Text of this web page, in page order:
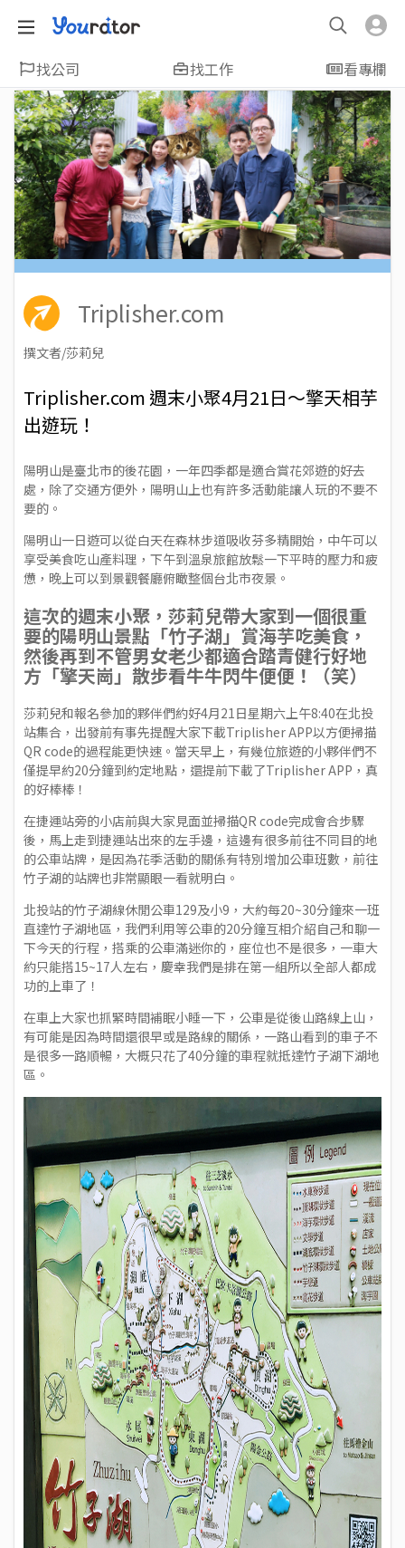
找公司 找工作 看專欄
Triplisher.com
撰文者/莎莉兒
Triplisher.com 週末小聚4月21日～擎天相芋
出遊玩！
陽明山是臺北市的後花園，一年四季都是適合賞花郊遊的好去
處，除了交通方便外，陽明山上也有許多活動能讓人玩的不要不
要的。
陽明山一日遊可以從白天在森林步道吸收芬多精開始，中午可以
享受美食吃山產料理，下午到溫泉旅館放鬆一下平時的壓力和疲
憊，晚上可以到景觀餐廳俯瞰整個台北市夜景。
這次的週末小聚，莎莉兒帶大家到一個很重
要的陽明山景點「竹子湖」賞海芋吃美食，
然後再到不管男女老少都適合踏青健行好地
方「擎天崗」散步看牛牛閃牛便便！（笑）
莎莉兒和報名參加的夥伴們約好4月21日星期六上午8:40在北投
站集合，出發前有事先提醒大家下載Triplisher APP以方便掃描
QR code的過程能更快速。當天早上，有幾位旅遊的小夥伴們不
僅提早約20分鐘到約定地點，還提前下載了Triplisher APP，真
的好棒棒！
在捷運站旁的小店前與大家見面並掃描QR code完成會合步驟
後，馬上走到捷運站出來的左手邊，這邊有很多前往不同目的地
的公車站牌，是因為花季活動的關係有特別增加公車班數，前往
竹子湖的站牌也非常顯眼一看就明白。
北投站的竹子湖線休閒公車129及小9，大約每20~30分鐘來一班
直達竹子湖地區，我們利用等公車的20分鐘互相介紹自己和聊一
下今天的行程，搭乘的公車滿迷你的，座位也不是很多，一車大
約只能搭15~17人左右，慶幸我們是排在第一組所以全部人都成
功的上車了！
在車上大家也抓緊時間補眠小睡一下，公車是從後山路線上山，
有可能是因為時間還很早或是路線的關係，一路山看到的車子不
是很多一路順暢，大概只花了40分鐘的車程就抵達竹子湖下湖地
區。